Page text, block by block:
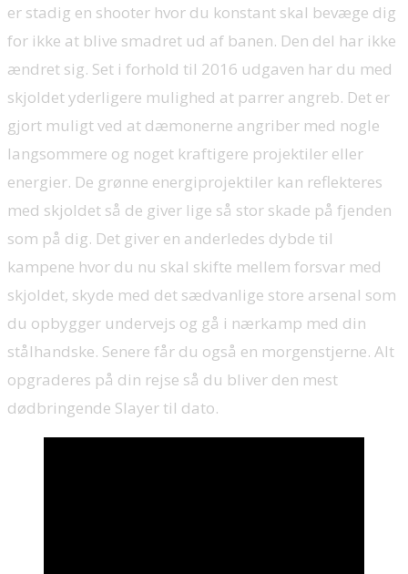
er stadig en shooter hvor du konstant skal bevæge dig
for ikke at blive smadret ud af banen. Den del har ikke
ændret sig. Set i forhold til 2016 udgaven har du med
skjoldet yderligere mulighed at parrer angreb. Det er
gjort muligt ved at dæmonerne angriber med nogle
langsommere og noget kraftigere projektiler eller
energier. De grønne energiprojektiler kan reflekteres
med skjoldet så de giver lige så stor skade på fjenden
som på dig. Det giver en anderledes dybde til
kampene hvor du nu skal skifte mellem forsvar med
skjoldet, skyde med det sædvanlige store arsenal som
du opbygger undervejs og gå i nærkamp med din
stålhandske. Senere får du også en morgenstjerne. Alt
opgraderes på din rejse så du bliver den mest
dødbringende Slayer til dato.